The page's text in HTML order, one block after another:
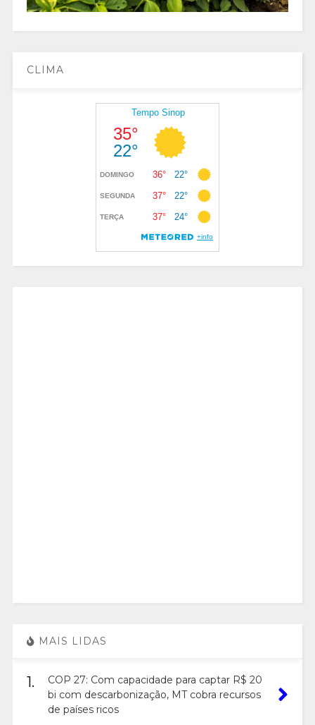
CLIMA
MAIS LIDAS
1.
COP 27: Com capacidade para captar R$ 20
bi com descarbonização, MT cobra recursos
de países ricos